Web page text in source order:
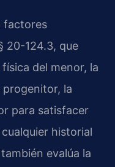
factores
20-124.3, que
del menor, la
la
para satisfacer
historial
evalúa la